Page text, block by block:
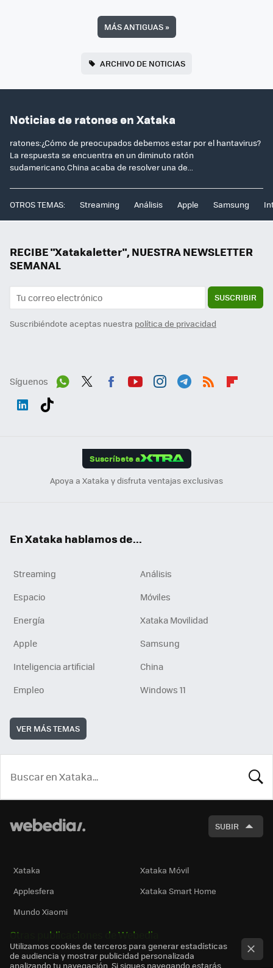
MÁS ANTIGUAS»
ARCHIVO DE NOTICIAS
Noticias de ratones en Xataka
ratones:¿Cómo de preocupados debemos estar por el hantavirus?
La respuesta se encuentra en un diminuto ratón
sudamericano.China acaba de resolver una de...
OTROS TEMAS: Streaming Análisis Apple Samsung
RECIBE "Xatakaletter", NUESTRA NEWSLETTER
SEMANAL
SUSCRIBIR
Suscribiéndote aceptas nuestra política de privacidad
Síguenos
Suscríbete a
Apoya a Xataka y disfruta ventajas exclusivas
En Xataka hablamos de...
Streaming
Análisis
Espacio
Móviles
Energía
Xataka Movilidad
Apple
Samsung
Inteligencia artificial
China
Empleo
Windows 11
VER MÁS TEMAS
SUBIR
Xataka
Xataka Móvil
Applesfera
Xataka Smart Home
Mundo Xiaomi
Otras publicaciones de Webedia
Utilizamos cookies de terceros para generar estadísticas
de audiencia y mostrar publicidad personalizada
analizando tu navegación. Si sigues navegando estarás